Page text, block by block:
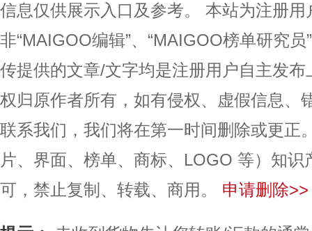
信息仅供展示入口及参考。
本站为注册用
非“MAIGOO编辑”、“MAIGOO榜单研究
传提供的文章/文字均是注册用户自主发
权归原作者所有，如有侵权、虚假信息、
联系我们，我们将在第一时间删除或更正
片、界面、榜单、商标、LOGO 等）知
可，禁止复制、转载、商用。
申请删除>>